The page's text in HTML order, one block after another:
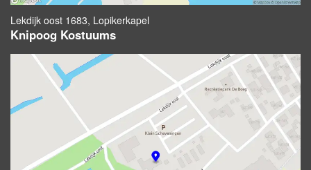
Lekdijk oost 1683, Lopikerkapel
Knipoog Kostuums